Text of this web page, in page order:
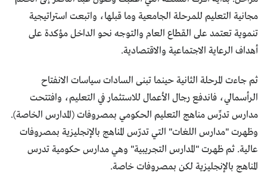
مجانية التعليم للمرحلة الجامعية وما قبلها، واتبعت استراتيجية
تنموية تعتمد على القطاع العام والتوجه نحو الداخل مؤكدة على
أهداف الرعاية الاجتماعية والاقتصادية.
ثم جاءت المرحلة الثانية حينما تبنى السادات سياسات الانفتاح
الرأسمالي، فاندفع رجال الأعمال للاستثمار في التعليم، وافتتحت
مدارس تدرِّس مناهج التعليم الحكومي بمصروفات (المدارس الخاصة).
وظهرت "مدارس اللغات" التي تدرّس المناهج بالإنجليزية بمصروفات
عالية. ثم ظهرت "المدارس التجريبية" وهي مدارس حكومية تدرس
المناهج بالإنجليزية لكن بمصروفات خاصة.